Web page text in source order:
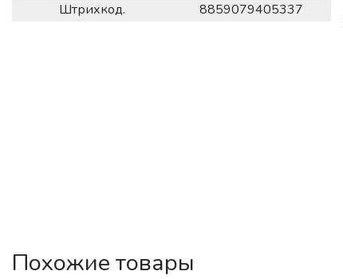
Штрихкод. 8859079405337
Похожие товары